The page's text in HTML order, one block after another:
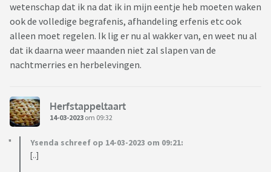
wetenschap dat ik na dat ik in mijn eentje heb moeten waken
ook de volledige begrafenis, afhandeling erfenis etc ook
alleen moet regelen. Ik lig er nu al wakker van, en weet nu al
dat ik daarna weer maanden niet zal slapen van de
nachtmerries en herbelevingen.
Herfstappeltaart
14-03-2023 om 09:32
Ysenda schreef op 14-03-2023 om 09:21:
[..]